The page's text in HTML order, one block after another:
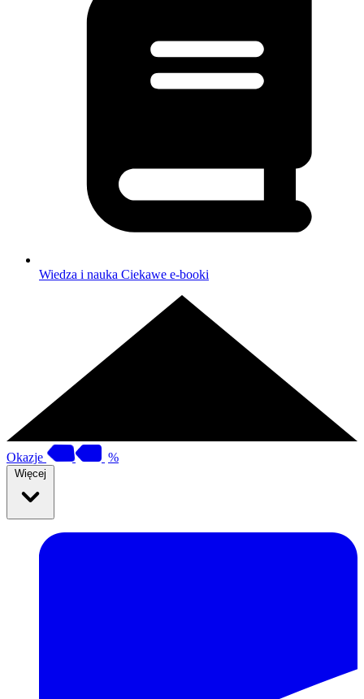
Wiedza i nauka Ciekawe e-booki
Okazje %
Więcej